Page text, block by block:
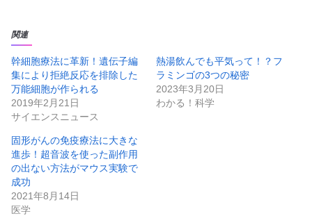
t
t
e
r
で
共
有
(
し
い
ウ
ィ
ン
ド
で
開
共
有
す
る
に
は
ク
リ
ク
し
て
く
だ
さ
新
関連
幹細胞療法に革新！遺伝子編
集により拒絶反応を排除した
万能細胞が作られる
2019年2月21日
サイエンスニュース
熱湯飲んでも平気って！？フ
ラミンゴの3つの秘密
2023年3月20日
わかる！科学
固形がんの免疫療法に大きな
進歩！超音波を使った副作用
の出ない方法がマウス実験で
成功
2021年8月14日
医学